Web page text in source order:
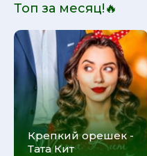
Топ за месяц!🔥
Крепкий орешек -
Тата Кит